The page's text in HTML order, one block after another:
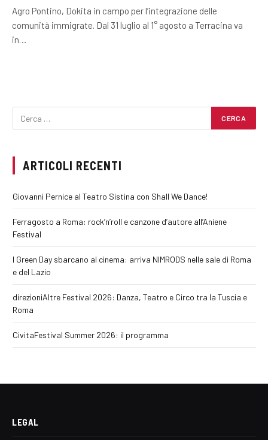
Agro Pontino, Dokita in campo per l’integrazione delle
comunità immigrate. Dal 31 luglio al 1° agosto a Terracina va
in…
ARTICOLI RECENTI
Giovanni Pernice al Teatro Sistina con Shall We Dance!
Ferragosto a Roma: rock’n’roll e canzone d’autore all’Aniene
Festival
I Green Day sbarcano al cinema: arriva NIMRODS nelle sale di Roma
e del Lazio
direzioniAltre Festival 2026: Danza, Teatro e Circo tra la Tuscia e
Roma
CivitaFestival Summer 2026: il programma
LEGAL